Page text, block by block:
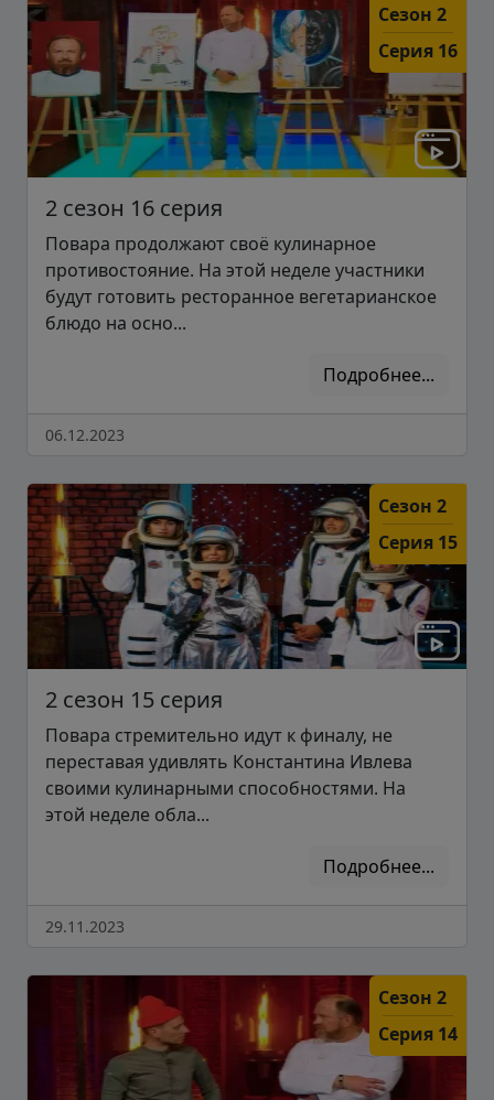
Сезон 2
Серия 16
2 сезон 16 серия
Повара продолжают своё кулинарное
противостояние. На этой неделе участники
будут готовить ресторанное вегетарианское
блюдо на осно...
Подробнее...
06.12.2023
Сезон 2
Серия 15
2 сезон 15 серия
Повара стремительно идут к финалу, не
переставая удивлять Константина Ивлева
своими кулинарными способностями. На
этой неделе обла...
Подробнее...
29.11.2023
Сезон 2
Серия 14